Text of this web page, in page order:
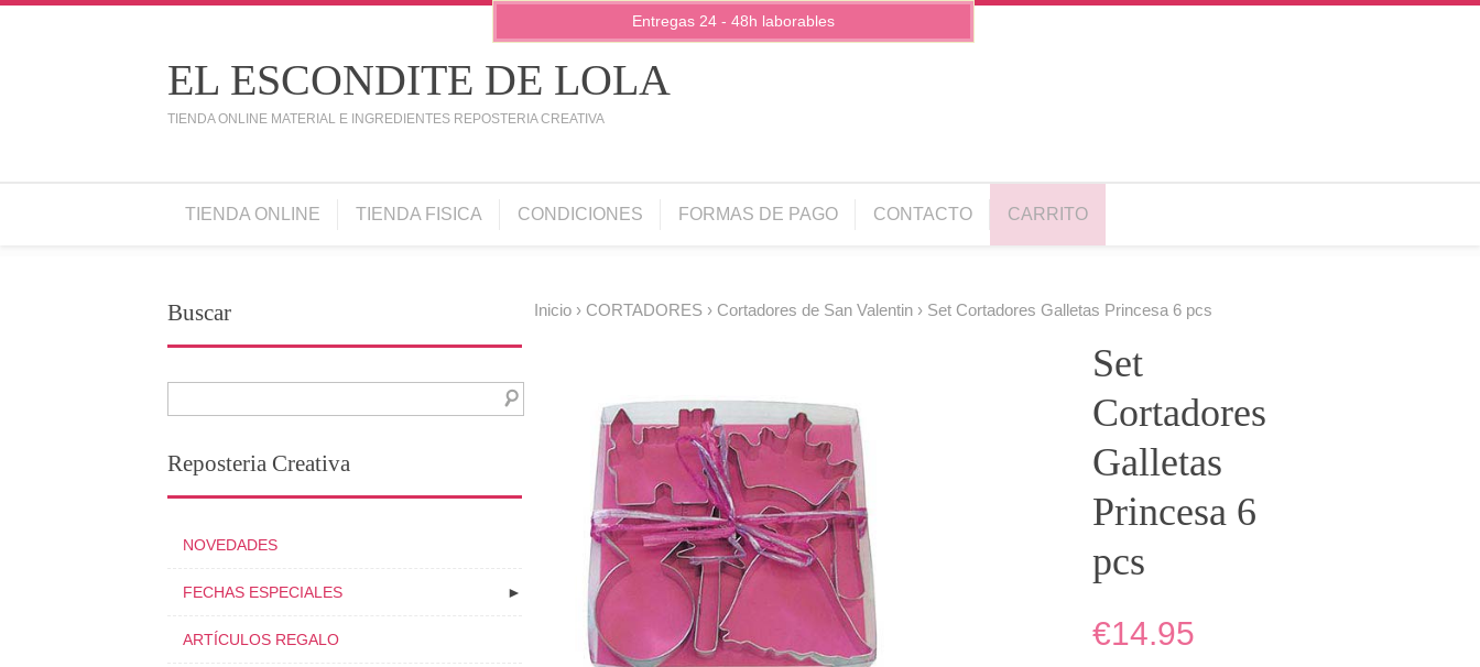
EL ESCONDITE DE LOLA
TIENDA ONLINE MATERIAL E INGREDIENTES REPOSTERIA CREATIVA
TIENDA ONLINE TIENDA FISICA CONDICIONES FORMAS DE PAGO CONTACTO CARRITO
Inicio› CORTADORES› Cortadores de San Valentin› Set Cortadores Galletas Princesa 6 pcs
Set
Cortadores
Galletas
Princesa 6
pcs
€14.95
Buscar
Reposteria Creativa
NOVEDADES
►
FECHAS ESPECIALES
ARTÍCULOS REGALO
Entregas 24 - 48h laborables